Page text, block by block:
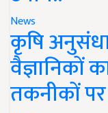
News
कृषि
वैज्ञानिकों
तकनीकों